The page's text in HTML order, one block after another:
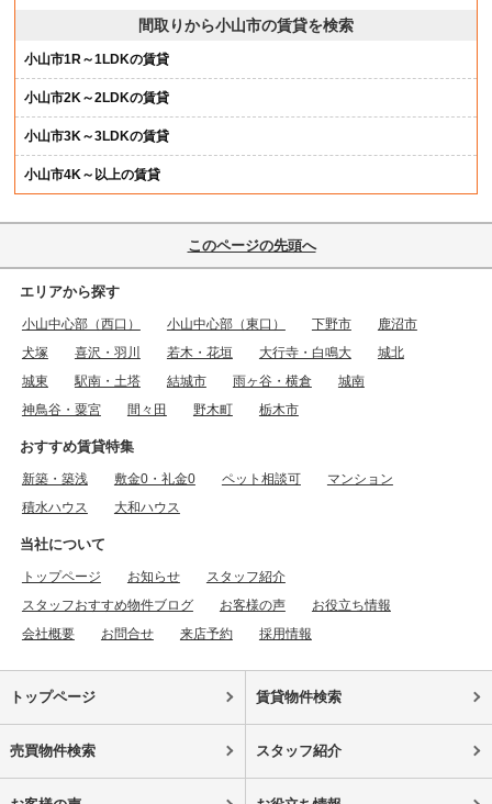
間取りから小山市の賃貸を検索
小山市1R～1LDKの賃貸
小山市2K～2LDKの賃貸
小山市3K～3LDKの賃貸
小山市4K～以上の賃貸
このページの先頭へ
エリアから探す
小山中心部（西口） 小山中心部（東口） 下野市
鹿沼市
犬塚
喜沢・羽川 若木・花垣 大行寺・白鳴大
城北
城東
駅南・土塔 結城市 雨ヶ谷・横倉
城南
神鳥谷・粟宮
間々田 野木町 栃木市
おすすめ賃貸特集
新築・築浅 敷金0・礼金0 ペット相談可
マンション
積水ハウス
大和ハウス
当社について
トップページ お知らせ
スタッフ紹介
スタッフおすすめ物件ブログ
お客様の声
お役立ち情報
会社概要
お問合せ 来店予約 採用情報
トップページ 賃貸物件検索
売買物件検索 スタッフ紹介